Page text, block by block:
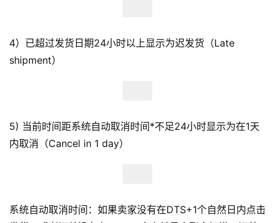
跨
社
跨
4）已超过发货日期24小时以上显示为迟发货（Late
shipment）
5) 当前时间距系统自动取消时间*不足24小时显示为在1天
内取消（Cancel in 1 day）
系统自动取消时间：如果卖家没有在DTS+1个自然日内点击